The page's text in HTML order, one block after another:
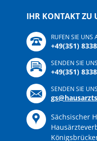
IHR KONTAKT ZU
RUFEN SIE UNS
+49(351)
SENDEN SIE
+49(351)
SENDEN SIE
Sächsischer